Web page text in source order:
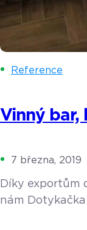
Reference
Vinný bar,
7 března, 2019
Díky exportům
nám